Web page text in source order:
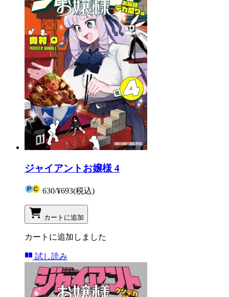
ジャイアントお嬢様 4
630/¥693(税込)
カートに追加
カートに追加しました
試し読み